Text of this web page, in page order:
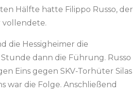
Hälfte hatte Filippo Russo, der
vollendete.
die Hessigheimer die
dann die Führung. Russo
Eins gegen SKV-Torhüter Silas
war die Folge. Anschließend